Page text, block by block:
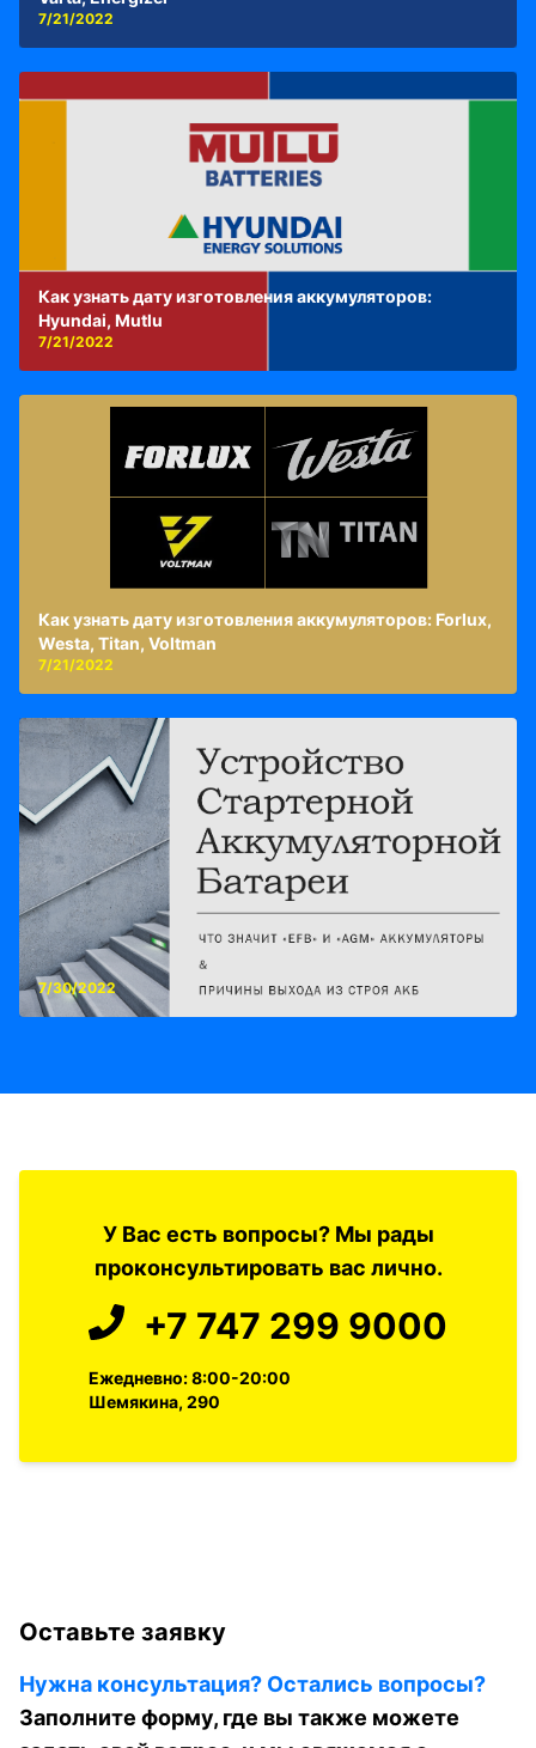
7/21/2022
Как узнать дату изготовления аккумуляторов:
Hyundai, Mutlu
7/21/2022
Как узнать дату изготовления аккумуляторов: Forlux,
Westa, Titan, Voltman
7/21/2022
7/30/2022
У Вас есть вопросы? Мы рады
проконсультировать вас лично.
+7 747 299 9000
Ежедневно: 8:00-20:00
Шемякина, 290
Оставьте заявку
Нужна консультация? Остались вопросы?
Заполните форму, где вы также можете